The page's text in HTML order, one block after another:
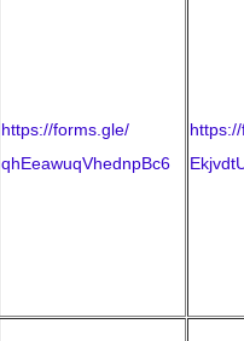
https://forms.gle/
qhEeawuqVhednpBc6